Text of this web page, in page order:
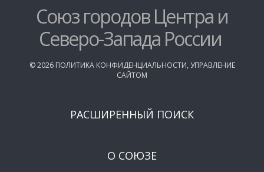
Союз городов Центра и
Северо-Запада России
©2026 ПОЛИТИКА КОНФИДЕНЦИАЛЬНОСТИ, УПРАВЛЕНИЕ
САЙТОМ
РАСШИРЕННЫЙ ПОИСК
О СОЮЗЕ